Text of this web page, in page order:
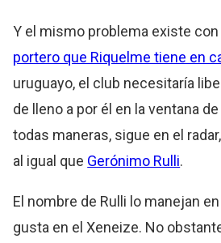
Y el mismo problema existe con
portero que Riquelme tiene en
uruguayo, el club necesitaría
de lleno a por él en la ventana
todas maneras, sigue en el
al igual que Gerónimo Rulli.
El nombre de Rulli lo manejan
gusta en el Xeneize. No